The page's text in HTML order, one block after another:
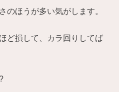
のほうが多い気がします。
ど損して、カラ回りしてば